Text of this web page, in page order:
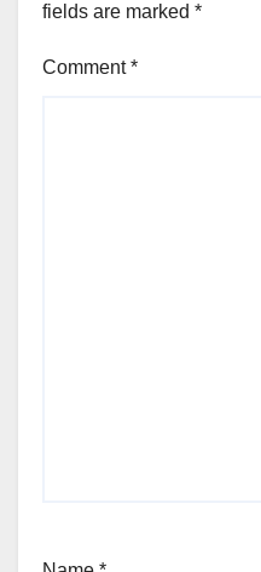
fields are marked *
Comment*